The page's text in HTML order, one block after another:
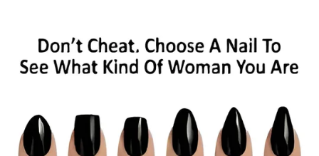
Angebote integriert. Wenn etwas darüber gebucht oder
gekauft wird, ist das eine Unterstützung, ohne dass sich
dadurch der Preis ändert.